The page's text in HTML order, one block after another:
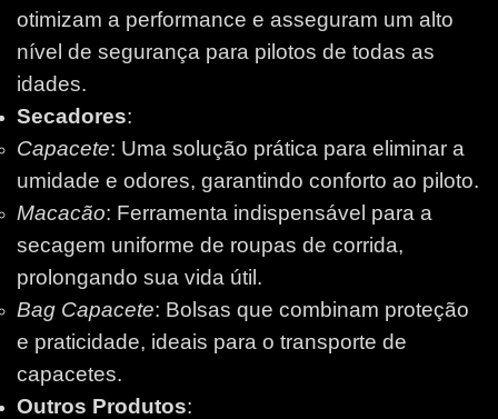
otimizam a performance e asseguram um alto
nível de segurança para pilotos de todas as
idades.
Secadores:
Capacete: Uma solução prática para eliminar a
umidade e odores, garantindo conforto ao piloto.
Macacão: Ferramenta indispensável para a
secagem uniforme de roupas de corrida,
prolongando sua vida útil.
Bag Capacete: Bolsas que combinam proteção
e praticidade, ideais para o transporte de
capacetes.
Outros Produtos: